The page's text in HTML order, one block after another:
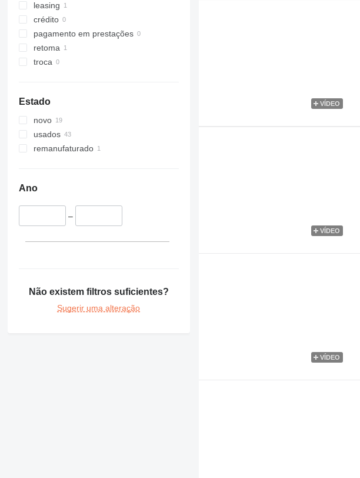
leasing
crédito
pagamento em prestações
retoma
troca
Estado
novo
usados
remanufaturado
Ano
–
Não existem filtros suficientes?
Sugerir uma alteração
VÍDEO
VÍDEO
VÍDEO